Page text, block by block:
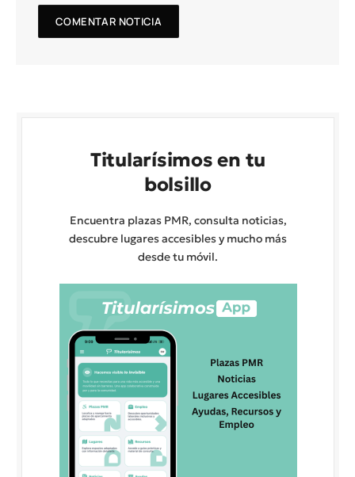
Titularísimos en tu
bolsillo
Encuentra plazas PMR, consulta noticias,
descubre lugares accesibles y mucho más
desde tu móvil.